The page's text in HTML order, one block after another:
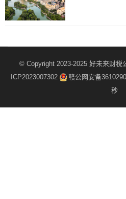
© Copyright 2023-2025 好未来财税
ICP2023007302
赣公网安备
秒